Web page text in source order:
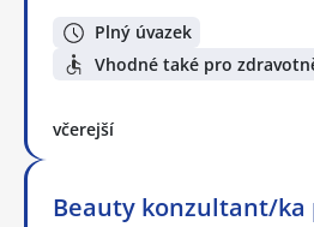
Plný úvazek
Vhodné také pro
včerejší
Beauty konzultant/ka